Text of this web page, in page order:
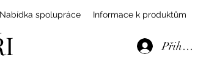
Nabídka spolupráce Informace k produktům
Přihlásit se